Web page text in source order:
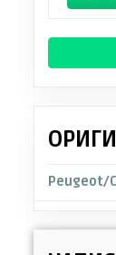
Peugeot/